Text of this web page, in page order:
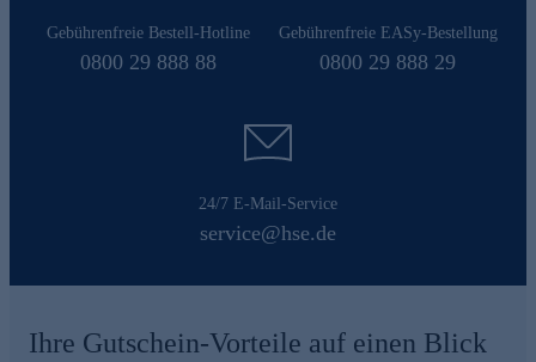
Gebührenfreie Bestell-Hotline
0800 29 888 88
Gebührenfreie EASy-Bestellung
0800 29 888 29
24/7 E-Mail-Service
service@hse.de
Ihre Gutschein-Vorteile auf einen Blick